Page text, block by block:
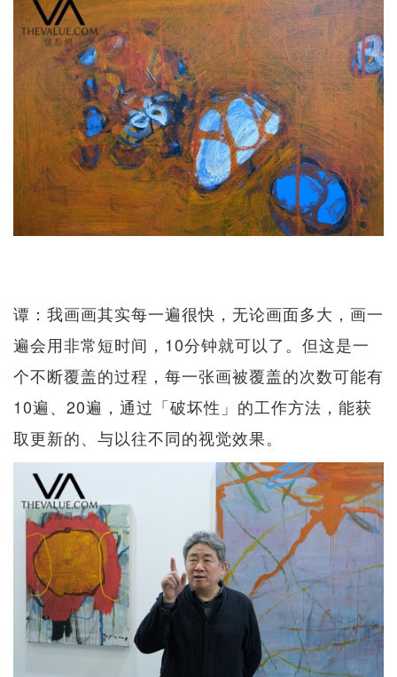
谭：我画画其实每一遍很快，无论画面多大，画一
遍会用非常短时间，10分钟就可以了。但这是一
个不断覆盖的过程，每一张画被覆盖的次数可能有
10遍、20遍，通过「破坏性」的工作方法，能获
取更新的、与以往不同的视觉效果。